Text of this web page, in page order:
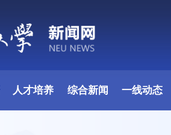
人才培养 综合新闻 一线动态